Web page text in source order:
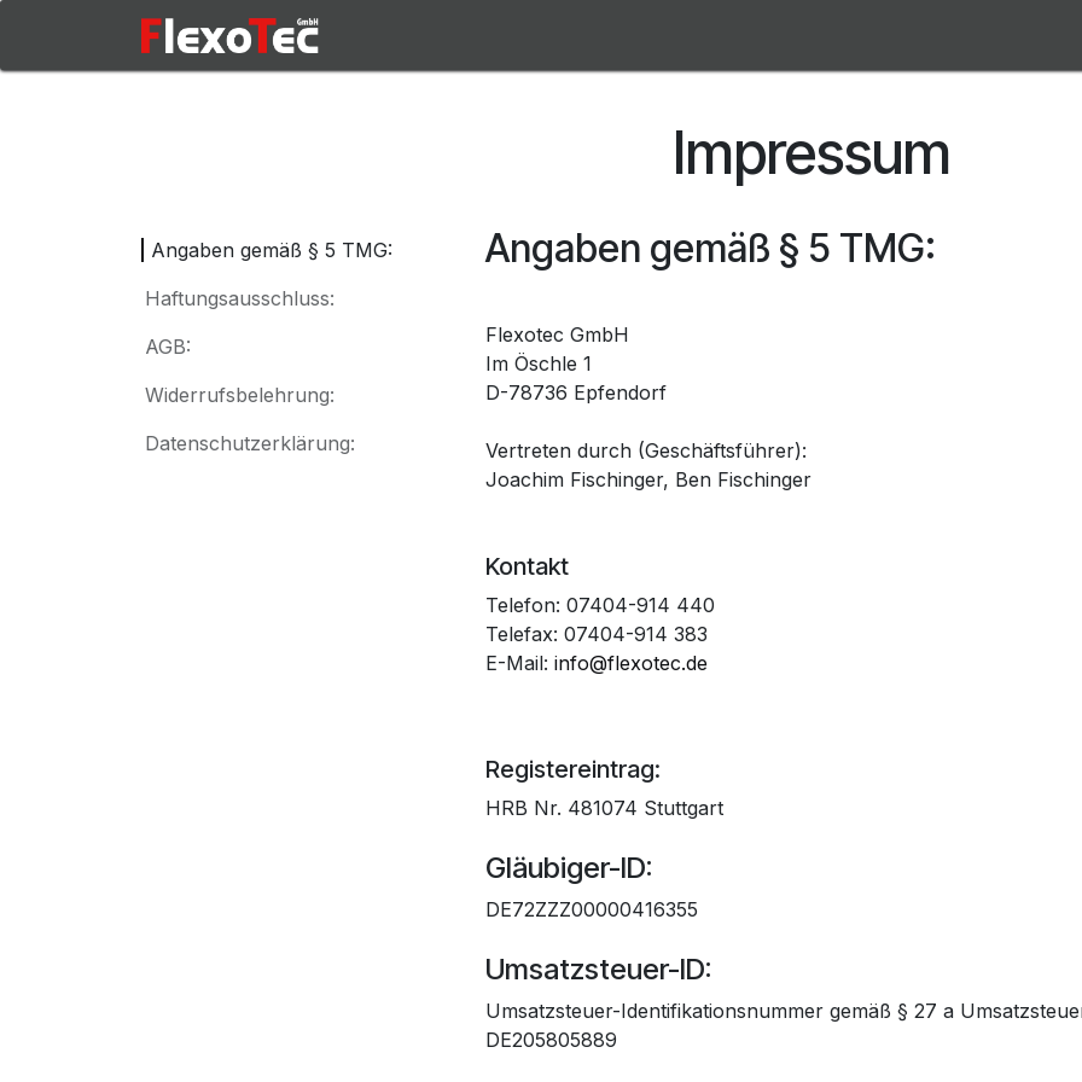
Impressum
Angaben gemäß § 5 TMG:
Haftungsausschluss:
AGB:
Widerrufsbelehrung:
Datenschutzerklärung:
Angaben gemäß § 5 TMG:
Flexotec GmbH
Im Öschle 1
D-78736 Epfendorf
Vertreten durch (Geschäftsführer):
Joachim Fischinger, Ben Fischinger
Kontakt
Telefon: 07404-914 440
Telefax: 07404-914 383
E-Mail: info@flexotec.de
Registereintrag:
HRB Nr. 481074 Stuttgart
Gläubiger-ID:
DE72ZZZ00000416355
Umsatzsteuer-ID:
Umsatzsteuer-Identifikationsnummer gemäß § 27 a
DE205805889